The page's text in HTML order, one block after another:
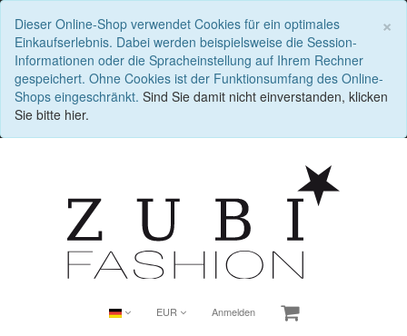
×
Dieser Online-Shop verwendet Cookies für ein optimales
Einkaufserlebnis. Dabei werden beispielsweise die Session-
Informationen oder die Spracheinstellung auf Ihrem Rechner
gespeichert. Ohne Cookies ist der Funktionsumfang des Online-
Shops eingeschränkt. Sind Sie damit nicht einverstanden, klicken
Sie bitte hier.
EUR Anmelden